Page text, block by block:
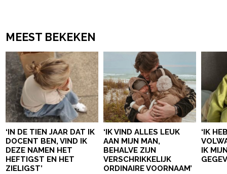
MEEST BEKEKEN
‘IN DE TIEN JAAR DAT IK
DOCENT BEN, VIND IK
DEZE NAMEN HET
HEFTIGST EN HET
ZIELIGST’
‘IK VIND ALLES LEUK
AAN MIJN MAN,
BEHALVE ZIJN
VERSCHRIKKELIJK
ORDINAIRE VOORNAAM’
‘IK
IK